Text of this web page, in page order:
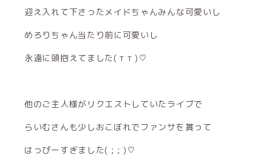
迎え入れて下さったメイドちゃんみんな可愛いし
めろりちゃん当たり前に可愛いし
永遠に頭抱えてました( т т )♡
他のご主人様がリクエストしていたライブで
らいむさんも少しおこぼれでファンサを貰って
はっぴーすぎました( ; ; )‪‪♡